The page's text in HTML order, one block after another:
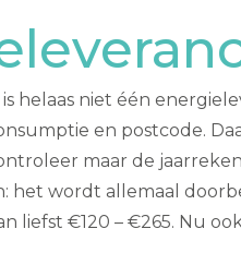
helaas niet één
en postcode.
maar de
wordt allemaal
liefst €120 – €265. Nu